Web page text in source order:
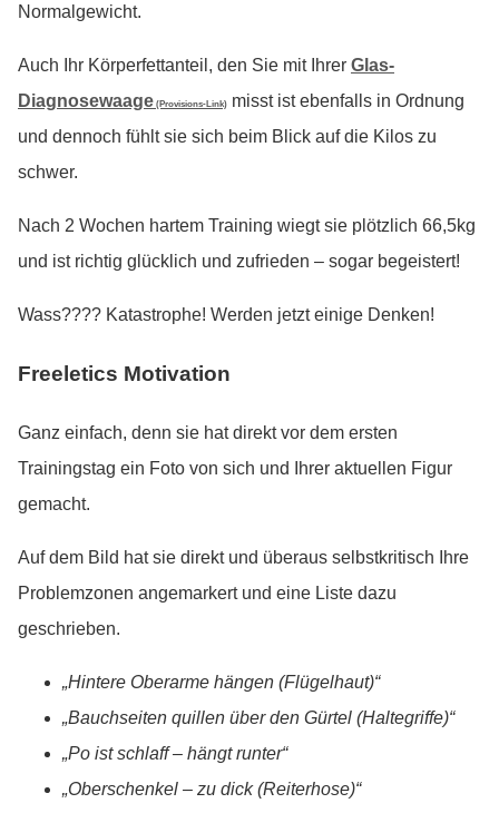
Normalgewicht.
Auch Ihr Körperfettanteil, den Sie mit Ihrer Glas-
Diagnosewaage (Provisions-Link) misst ist ebenfalls in Ordnung
und dennoch fühlt sie sich beim Blick auf die Kilos zu
schwer.
Nach 2 Wochen hartem Training wiegt sie plötzlich 66,5kg
und ist richtig glücklich und zufrieden – sogar begeistert!
Wass???? Katastrophe! Werden jetzt einige Denken!
Freeletics Motivation
Ganz einfach, denn sie hat direkt vor dem ersten
Trainingstag ein Foto von sich und Ihrer aktuellen Figur
gemacht.
Auf dem Bild hat sie direkt und überaus selbstkritisch Ihre
Problemzonen angemarkert und eine Liste dazu
geschrieben.
„Hintere Oberarme hängen (Flügelhaut)“
„Bauchseiten quillen über den Gürtel (Haltegriffe)“
„Po ist schlaff – hängt runter“
„Oberschenkel – zu dick (Reiterhose)“